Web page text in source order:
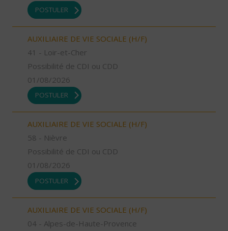
POSTULER
AUXILIAIRE DE VIE SOCIALE (H/F)
41 - Loir-et-Cher
Possibilité de CDI ou CDD
01/08/2026
POSTULER
AUXILIAIRE DE VIE SOCIALE (H/F)
58 - Nièvre
Possibilité de CDI ou CDD
01/08/2026
POSTULER
AUXILIAIRE DE VIE SOCIALE (H/F)
04 - Alpes-de-Haute-Provence